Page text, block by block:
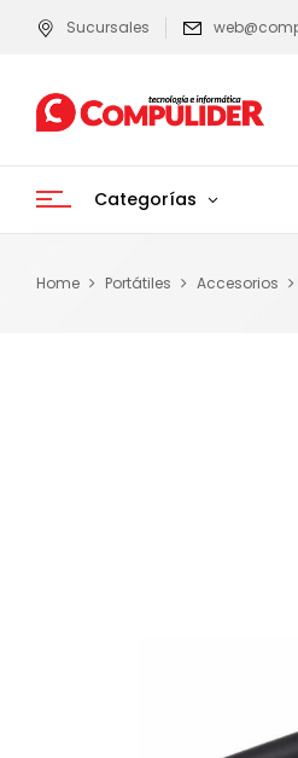
Sucursales
Categorías
Home Portátiles Accesorios